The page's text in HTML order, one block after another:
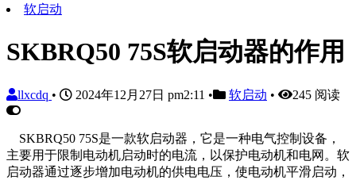
软启动
SKBRQ50 75S软启动器的作用
llxcdq • 2024年12月27日 pm2:11 • 软启动 • 245 阅读
SKBRQ50 75S是一款软启动器，它是一种电气控制设备，
主要用于限制电动机启动时的电流，以保护电动机和电网。软
启动器通过逐步增加电动机的供电电压，使电动机平滑启动，